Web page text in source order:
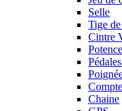
Selle
Tige
Cintre
Chaine